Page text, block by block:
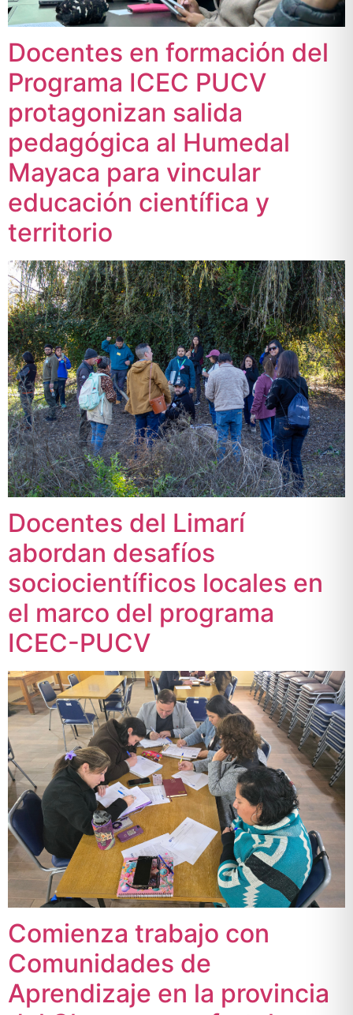
Docentes en formación del
Programa ICEC PUCV
protagonizan salida
pedagógica al Humedal
Mayaca para vincular
educación científica y
territorio
Docentes del Limarí
abordan desafíos
sociocientíficos locales en
el marco del programa
ICEC-PUCV
Comienza trabajo con
Comunidades de
Aprendizaje en la provincia